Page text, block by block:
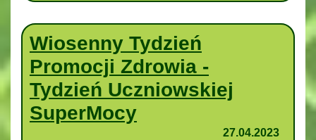
Wiosenny Tydzień
Promocji Zdrowia -
Tydzień Uczniowskiej
SuperMocy
27.04.2023